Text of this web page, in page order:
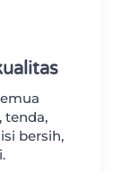
tenda,
bersih,